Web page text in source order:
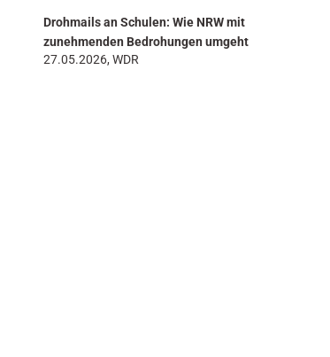
Drohmails an Schulen: Wie NRW mit
zunehmenden Bedrohungen umgeht
27.05.2026, WDR